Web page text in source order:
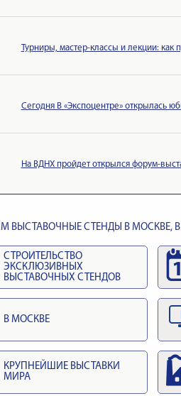
Турниры, мастер-классы и лекции: как
Сегодня В «Экспоцентре» открылась
На ВДНХ пройдет открылся форум-
ВЫСТАВОЧНЫЕ СТЕНДЫ В МОСКВЕ,
СТРОИТЕЛЬСТВО
ЭКСКЛЮЗИВНЫХ
ВЫСТАВОЧНЫХ СТЕНДОВ
В МОСКВЕ
КРУПНЕЙШИЕ ВЫСТАВКИ
МИРА